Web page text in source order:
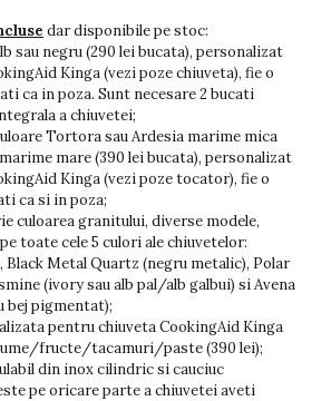
dar disponibile pe stoc:
sau negru (290 lei bucata), personalizat
Kinga (vezi poze chiuveta), fie o
ca in poza. Sunt necesare 2 bucati
a chiuvetei;
Tortora sau Ardesia marime mica
mare (390 lei bucata), personalizat
Kinga (vezi poze tocator), fie o
ca si in poza;
culoarea granitului, diverse modele,
toate cele 5 culori ale chiuvetelor:
Metal Quartz (negru metalic), Polar
(ivory sau alb pal/alb galbui) si Avena
bej pigmentat);
pentru chiuveta CookingAid Kinga
fructe/tacamuri/paste (390 lei);
din inox cilindric si cauciuc
pe oricare parte a chiuvetei aveti